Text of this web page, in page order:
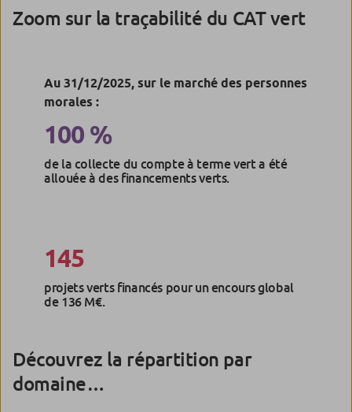
Zoom sur la traçabilité du CAT vert
Au 31/12/2025, sur le marché des personnes
morales :
100 %
de la collecte du compte à terme vert a été
allouée à des financements verts.
145
projets verts financés pour un encours global
de 136 M€.
Découvrez la répartition par
domaine…